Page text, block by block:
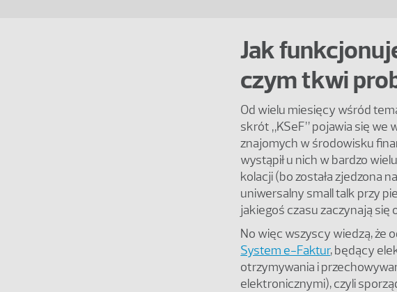
Jak
czym tkwi
Od wielu miesięcy wśród
skrót „KSeF” pojawia się
znajomych w środowisku
wystąpił u nich w bardzo
kolacji (bo została zjedzona
uniwersalny small talk przy
jakiegoś czasu zaczynają się
No więc wszyscy wiedzą, że
System e-Faktur, będący
otrzymywania i
elektronicznymi), czyli